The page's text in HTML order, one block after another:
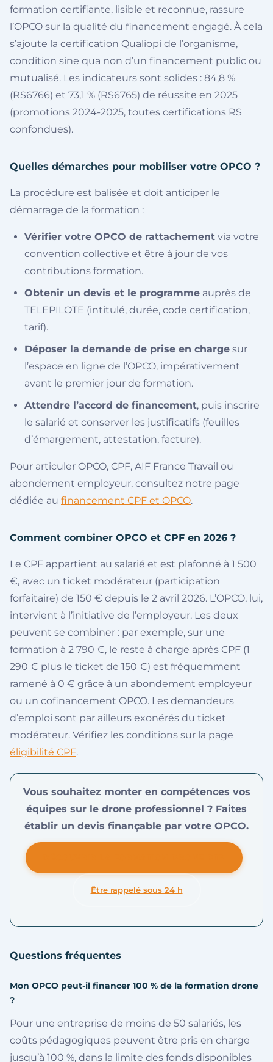
formation certifiante, lisible et reconnue, rassure
l’OPCO sur la qualité du financement engagé. À cela
s’ajoute la certification Qualiopi de l’organisme,
condition sine qua non d’un financement public ou
mutualisé. Les indicateurs sont solides : 84,8 %
(RS6766) et 73,1 % (RS6765) de réussite en 2025
(promotions 2024-2025, toutes certifications RS
confondues).
Quelles démarches pour mobiliser votre OPCO ?
La procédure est balisée et doit anticiper le
démarrage de la formation :
Vérifier votre OPCO de rattachement via votre
convention collective et être à jour de vos
contributions formation.
Obtenir un devis et le programme auprès de
TELEPILOTE (intitulé, durée, code certification,
tarif).
Déposer la demande de prise en charge sur
l’espace en ligne de l’OPCO, impérativement
avant le premier jour de formation.
Attendre l’accord de financement, puis inscrire
le salarié et conserver les justificatifs (feuilles
d’émargement, attestation, facture).
Pour articuler OPCO, CPF, AIF France Travail ou
abondement employeur, consultez notre page
dédiée au financement CPF et OPCO.
Comment combiner OPCO et CPF en 2026 ?
Le CPF appartient au salarié et est plafonné à 1 500
€, avec un ticket modérateur (participation
forfaitaire) de 150 € depuis le 2 avril 2026. L’OPCO, lui,
intervient à l’initiative de l’employeur. Les deux
peuvent se combiner : par exemple, sur une
formation à 2 790 €, le reste à charge après CPF (1
290 € plus le ticket de 150 €) est fréquemment
ramené à 0 € grâce à un abondement employeur
ou un cofinancement OPCO. Les demandeurs
d’emploi sont par ailleurs exonérés du ticket
modérateur. Vérifiez les conditions sur la page
éligibilité CPF.
Vous souhaitez monter en compétences vos
équipes sur le drone professionnel ? Faites
établir un devis finançable par votre OPCO.
Être rappelé sous 24 h
Questions fréquentes
Mon OPCO peut-il financer 100 % de la formation drone
?
Pour une entreprise de moins de 50 salariés, les
coûts pédagogiques peuvent être pris en charge
jusqu’à 100 %, dans la limite des fonds disponibles